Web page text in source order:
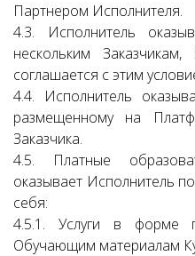
Партнером Исполнителя.
4.3. Исполнитель
нескольким
соглашается с этим
4.4. Исполнитель
размещенному на
Заказчика.
4.5. Платные
оказывает Исполнитель
себя:
4.5.1. Услуги в форме
Обучающим материалам